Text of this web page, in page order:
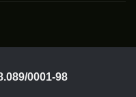
0001-98